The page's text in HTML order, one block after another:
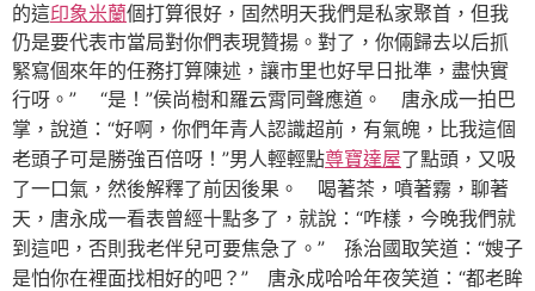
的這印象米蘭個打算很好，固然明天我們是私家聚首，但我
仍是要代表市當局對你們表現贊揚。對了，你倆歸去以后抓
緊寫個來年的任務打算陳述，讓市里也好早日批準，盡快實
行呀。” “是！”侯尚樹和羅云霄同聲應道。
唐永成一拍巴
掌，說道： “好啊，你們年青人認識超前，有氣魄，比我這個
老頭子可是勝強百倍呀！”男人輕輕點尊寶達屋了點頭，又吸
了一口氣，然後解釋了前因後果。 喝著茶，噴著霧，聊著
天，唐永成一看表曾經十點多了，就說： “咋樣，今晚我們就
到這吧，否則我老伴兒可要焦急了。” 孫治國取笑道： “嫂子
是怕你在裡面找相好的吧？” 唐永成哈哈年夜笑道： “都老眸